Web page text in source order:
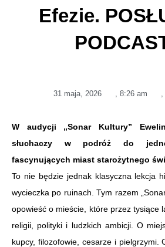
Efezie.
31 maja, 2026 8:26 am
W audycji „Sonar Kultury”
słuchaczy w podróż do
fascynujących miast starożytnego
To nie będzie jednak klasyczna lekcja
wycieczka po ruinach. Tym razem
opowieść o mieście, które przez tysiące
religii, polityki i ludzkich ambicji. O
kupcy, filozofowie, cesarze i pielgrzymi.